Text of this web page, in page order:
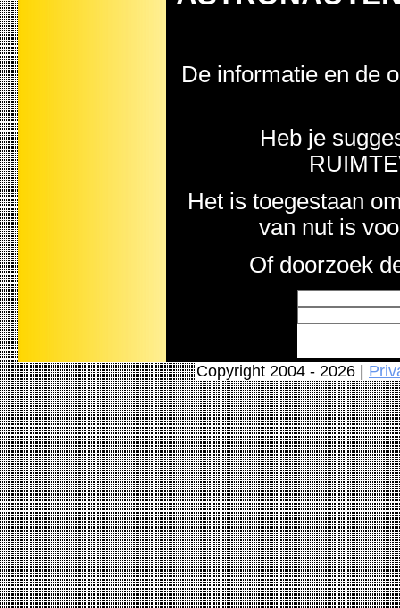
De informatie en de
Heb je
Het is toegestaan
van nut is
Of doorzoek
Copyright 2004 - 2026 |